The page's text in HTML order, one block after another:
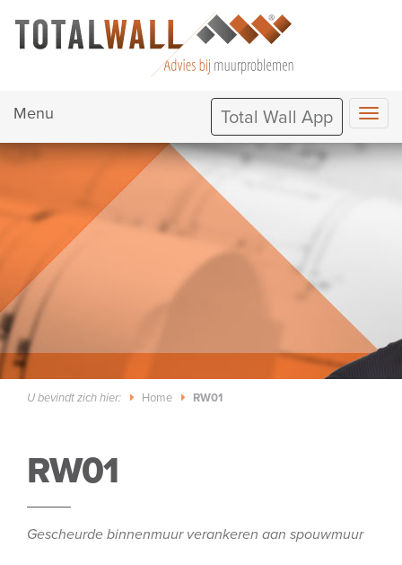
Total Wall App
Menu
U bevindt zich hier: Home RW01
RW01
Gescheurde binnenmuur verankeren aan spouwmuur